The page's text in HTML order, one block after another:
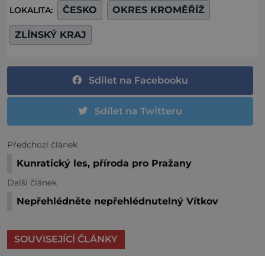
LOKALITA: ČESKO OKRES KROMĚŘÍŽ
ZLÍNSKÝ KRAJ
Sdílet na Facebooku
Sdílet na Twitteru
Předchozí článek
Kunratický les, příroda pro Pražany
Další článek
Nepřehlédněte nepřehlédnutelný Vítkov
SOUVISEJÍCÍ ČLÁNKY